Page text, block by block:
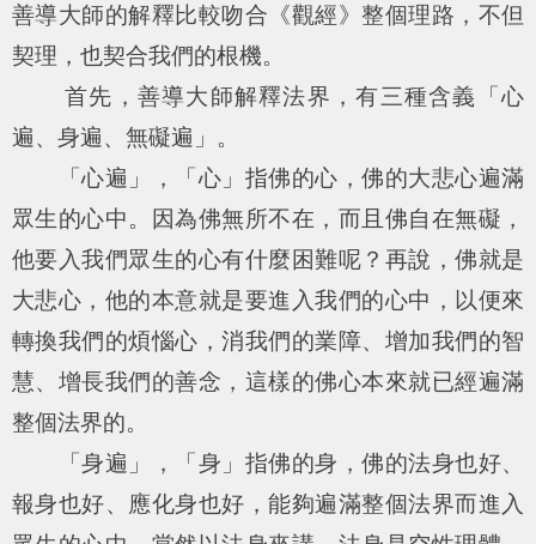
善導大師的解釋比較吻合《觀經》整個理路，不但
契理，也契合我們的根機。
首先，善導大師解釋法界，有三種含義「心
遍、身遍、無礙遍」。
「心遍」，「心」指佛的心，佛的大悲心遍滿
眾生的心中。因為佛無所不在，而且佛自在無礙，
他要入我們眾生的心有什麼困難呢？再說，佛就是
大悲心，他的本意就是要進入我們的心中，以便來
轉換我們的煩惱心，消我們的業障、增加我們的智
慧、增長我們的善念，這樣的佛心本來就已經遍滿
整個法界的。
「身遍」，「身」指佛的身，佛的法身也好、
報身也好、應化身也好，能夠遍滿整個法界而進入